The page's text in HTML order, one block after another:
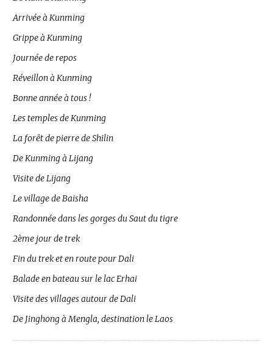
Arrivée à Kunming
Grippe à Kunming
Journée de repos
Réveillon à Kunming
Bonne année à tous !
Les temples de Kunming
La forêt de pierre de Shilin
De Kunming à Lijang
Visite de Lijang
Le village de Baisha
Randonnée dans les gorges du Saut du tigre
2ème jour de trek
Fin du trek et en route pour Dali
Balade en bateau sur le lac Erhai
Visite des villages autour de Dali
De Jinghong à Mengla, destination le Laos